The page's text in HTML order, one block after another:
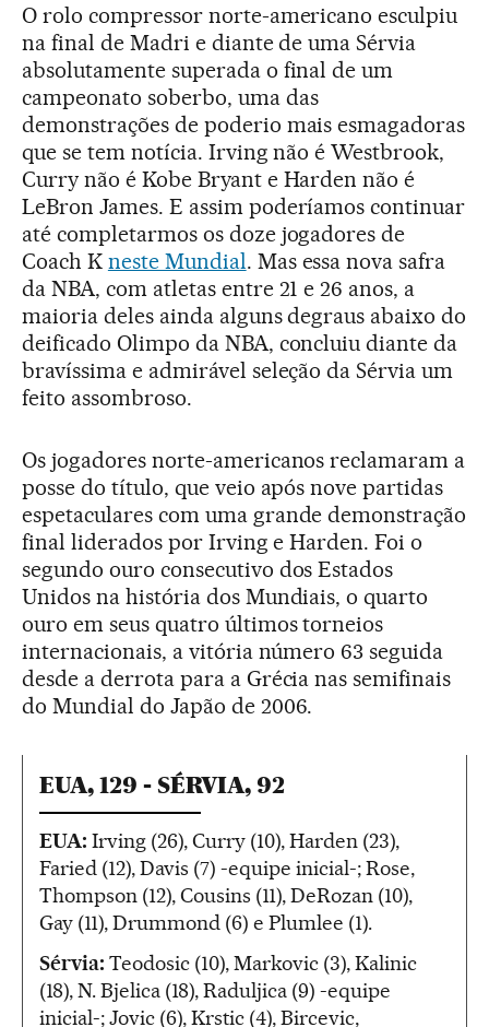
O rolo compressor norte-americano esculpiu
na final de Madri e diante de uma Sérvia
absolutamente superada o final de um
campeonato soberbo, uma das
demonstrações de poderio mais esmagadoras
que se tem notícia. Irving não é Westbrook,
Curry não é Kobe Bryant e Harden não é
LeBron James. E assim poderíamos continuar
até completarmos os doze jogadores de
Coach K neste Mundial. Mas essa nova safra
da NBA, com atletas entre 21 e 26 anos, a
maioria deles ainda alguns degraus abaixo do
deificado Olimpo da NBA, concluiu diante da
bravíssima e admirável seleção da Sérvia um
feito assombroso.
Os jogadores norte-americanos reclamaram a
posse do título, que veio após nove partidas
espetaculares com uma grande demonstração
final liderados por Irving e Harden. Foi o
segundo ouro consecutivo dos Estados
Unidos na história dos Mundiais, o quarto
ouro em seus quatro últimos torneios
internacionais, a vitória número 63 seguida
desde a derrota para a Grécia nas semifinais
do Mundial do Japão de 2006.
EUA, 129 - SÉRVIA, 92
EUA: Irving (26), Curry (10), Harden (23),
Faried (12), Davis (7) -equipe inicial-; Rose,
Thompson (12), Cousins (11), DeRozan (10),
Gay (11), Drummond (6) e Plumlee (1).
Sérvia: Teodosic (10), Markovic (3), Kalinic
(18), N. Bjelica (18), Raduljica (9) -equipe
inicial-; Jovic (6), Krstic (4), Bircevic,